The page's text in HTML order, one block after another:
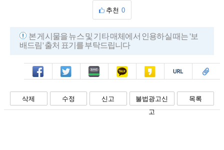
추천 0
본 게시물을 뉴스 및 기타 매체에서 인용하실 때는 '보
배드림' 출처 표기를 부탁드립니다
페북 트윗 밴드 카톡 카스 복사 스크랩
삭제 수정 신고
불법광고신
고
목록